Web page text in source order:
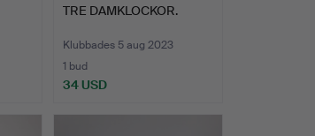
TRE DAMKLOCKOR.
Klubbades 5 aug 2023
1 bud
34 USD